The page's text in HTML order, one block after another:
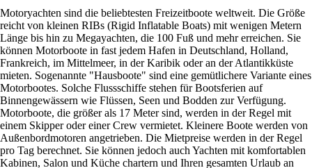
Motoryachten sind die beliebtesten Freizeitboote weltweit. Die Größe
reicht von kleinen RIBs (Rigid Inflatable Boats) mit wenigen Metern
Länge bis hin zu Megayachten, die 100 Fuß und mehr erreichen. Sie
können Motorboote in fast jedem Hafen in Deutschland, Holland,
Frankreich, im Mittelmeer, in der Karibik oder an der Atlantikküste
mieten. Sogenannte "Hausboote" sind eine gemütlichere Variante eines
Motorbootes. Solche Flussschiffe stehen für Bootsferien auf
Binnengewässern wie Flüssen, Seen und Bodden zur Verfügung.
Motorboote, die größer als 17 Meter sind, werden in der Regel mit
einem Skipper oder einer Crew vermietet. Kleinere Boote werden von
Außenbordmotoren angetrieben. Die Mietpreise werden in der Regel
pro Tag berechnet. Sie können jedoch auch Yachten mit komfortablen
Kabinen, Salon und Küche chartern und Ihren gesamten Urlaub an